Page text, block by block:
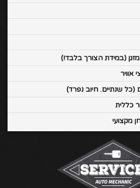
(במידת הצורך בלבד!)
אוויר
(כל שנתיים. חיוב נפרד)
כללית
מקצועי